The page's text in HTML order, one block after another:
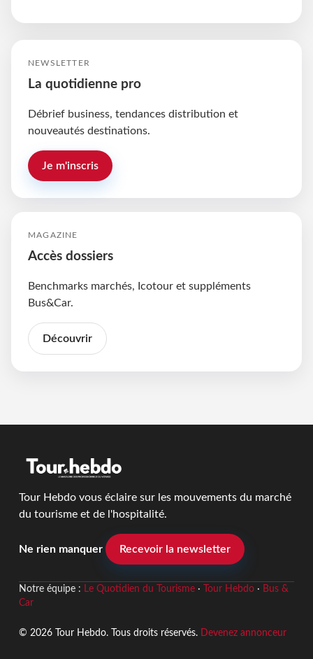
NEWSLETTER
La quotidienne pro
Débrief business, tendances distribution et
nouveautés destinations.
Je m'inscris
MAGAZINE
Accès dossiers
Benchmarks marchés, Icotour et suppléments
Bus&Car.
Découvrir
Tour Hebdo vous éclaire sur les mouvements du marché
du tourisme et de l'hospitalité.
Ne rien manquer Recevoir la newsletter
Notre équipe : Le Quotidien du Tourisme· Tour Hebdo· Bus &
Car
© 2026 Tour Hebdo. Tous droits réservés. Devenez annonceur